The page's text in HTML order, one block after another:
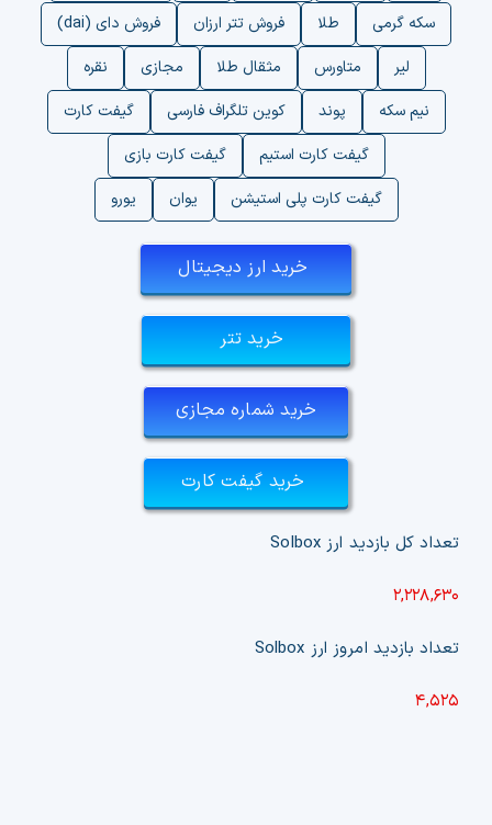
سکه گرمی
طلا فروش تتر ارزان
فروش دای (dai)
لیر
متاورس مثقال طلا مجازی
نقره
نیم سکه
پوند کوین تلگراف فارسی
گیفت کارت
گیفت کارت استیم
گیفت کارت بازی
گیفت کارت پلی استیشن
یوان یورو
خرید ارز دیجیتال
خرید تتر
خرید شماره مجازی
خرید گیفت کارت
تعداد کل بازدید ارز Solbox
۲,۲۲۸,۶۳۰
تعداد بازدید امروز ارز Solbox
۴,۵۲۵